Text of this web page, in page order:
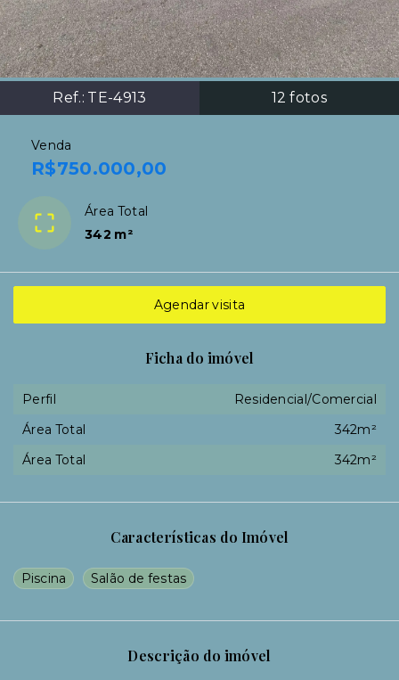
Ref.: TE-4913 12 fotos
Venda
R$750.000,00
Área Total
342 m²
Características do Imóvel
Piscina Salão de festas
Descrição do imóvel
Agendar visita
Ficha do imóvel
Perfil
Residencial/Comercial
Área Total
342m²
Área Total
342m²